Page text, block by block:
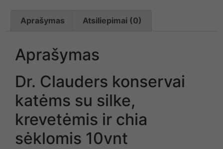
Aprašymas Atsiliepimai (0)
Aprašymas
Dr. Clauders konservai
katėms su silke,
krevetėmis ir chia
sėklomis 10vnt